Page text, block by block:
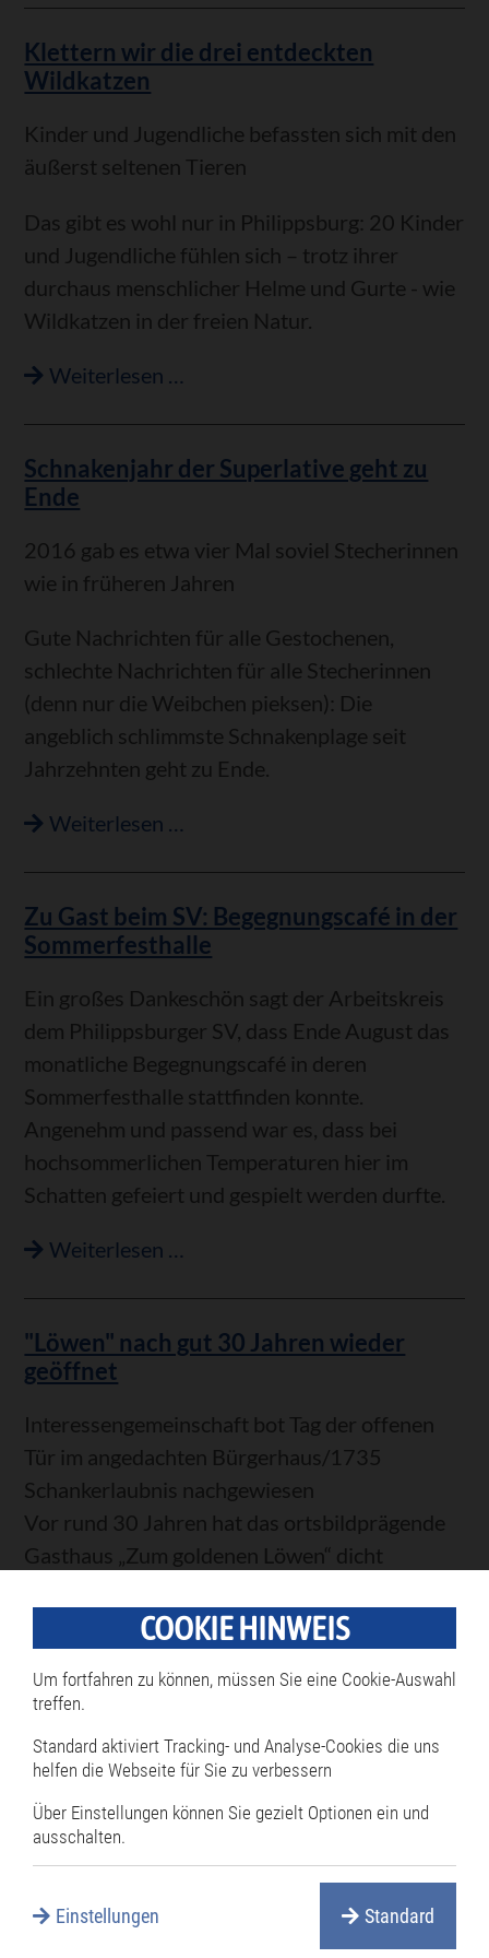
-
Philippsburg
mit
Ausstellungen
Klettern wir die drei entdeckten
Wildkatzen
Kinder und Jugendliche befassten sich mit den
äußerst seltenen Tieren
Das gibt es wohl nur in Philippsburg: 20 Kinder
und Jugendliche fühlen sich – trotz ihrer
durchaus menschlicher Helme und Gurte - wie
Wildkatzen in der freien Natur.
Weiterlesen …
drei
Wildkatzen
Schnakenjahr der Superlative geht zu
Ende
2016 gab es etwa vier Mal soviel Stecherinnen
wie in früheren Jahren
Gute Nachrichten für alle Gestochenen,
schlechte Nachrichten für alle Stecherinnen
(denn nur die Weibchen pieksen): Die
angeblich schlimmste Schnakenplage seit
Jahrzehnten geht zu Ende.
Weiterlesen …
geht
zu
Ende
Zu Gast beim SV: Begegnungscafé in der
Sommerfesthalle
Ein großes Dankeschön sagt der Arbeitskreis
dem Philippsburger SV, dass Ende August das
monatliche Begegnungscafé in deren
Sommerfesthalle stattfinden konnte.
Angenehm und passend war es, dass bei
hochsommerlichen Temperaturen hier im
Schatten gefeiert und gespielt werden durfte.
Weiterlesen …
SV:
der
Sommerfesthalle
"Löwen" nach gut 30 Jahren wieder
geöffnet
Interessengemeinschaft bot Tag der offenen
Tür im angedachten Bürgerhaus/1735
Schankerlaubnis nachgewiesen
Vor rund 30 Jahren hat das ortsbildprägende
Gasthaus „Zum goldenen Löwen“ dicht
Weiterlesen …"Löwen"
gut
30
Jahren
geöffnet
Urlaubsvergnügen in Philippsburg -
Ernst-Freyer-Freibad und Campingplatz
ziehen Besucher an
Sommer, Sonne, blauer Himmel - das Freibad
ruft! Ab ins kühle Nass! Wer in Philippsburg
oder in unmittelbarer Nähe wohnt, ergreift die
COOKIE HINWEIS
Um fortfahren zu können, müssen Sie eine Cookie-Auswahl
treffen.
Standard aktiviert Tracking- und Analyse-Cookies die uns
helfen die Webseite für Sie zu verbessern
Über Einstellungen können Sie gezielt Optionen ein und
ausschalten.
Einstellungen Standard